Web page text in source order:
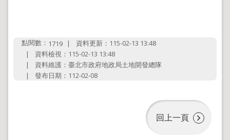
點閱數： 1719
資料更新：115-02-13 13:48
資料檢視：115-02-13 13:48
資料維護：臺北市政府地政局土地開發總隊
發布日期：112-02-08
回上一頁